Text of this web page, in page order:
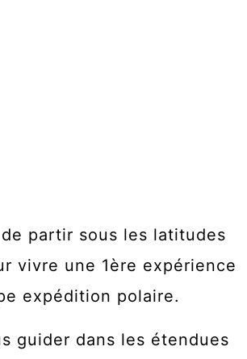
partir sous les latitudes
vivre une 1ère expérience
expédition polaire.
guider dans les étendues